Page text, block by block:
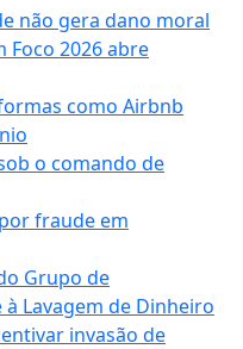
não gera dano moral
Foco 2026 abre
como Airbnb
o comando de
fraude em
Grupo de
Lavagem de Dinheiro
invasão de